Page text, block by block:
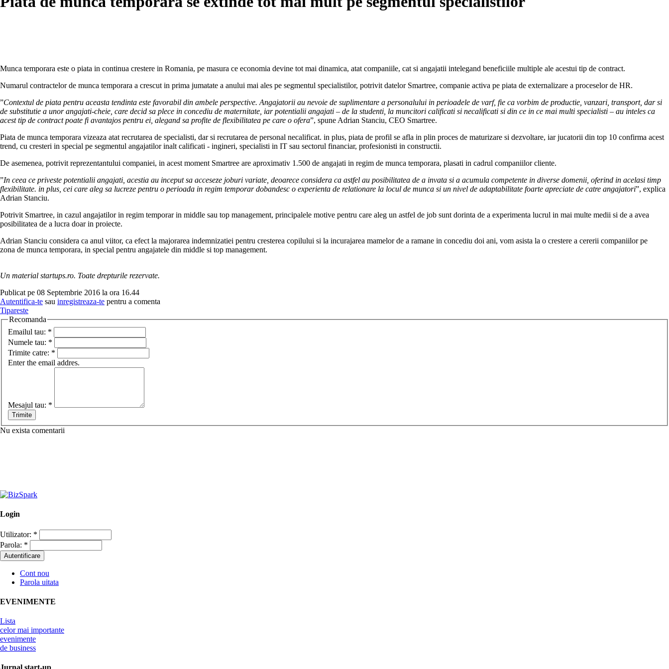
Munca temporara este o piata in continua crestere in Romania, pe masura ce economia devine tot mai dinamica, atat companiile, cat si angajatii intelegand beneficiile multiple ale acestui tip de contract.
Numarul contractelor de munca temporara a crescut in prima jumatate a anului mai ales pe segmentul specialistilor, potrivit datelor Smartree, companie activa pe piata de externalizare a proceselor de HR.
”Contextul de piata pentru aceasta tendinta este favorabil din ambele perspective. Angajatorii au nevoie de suplimentare a personalului in perioadele de varf, fie ca vorbim de productie, vanzari, transport, dar si
de substitutie a unor angajati-cheie, care decid sa plece in concediu de maternitate, iar potentialii angajati – de la studenti, la muncitori calificati si necalificati si din ce in ce mai multi specialisti – au inteles ca
acest tip de contract poate fi avantajos pentru ei, alegand sa profite de flexibilitatea pe care o ofera”, spune Adrian Stanciu, CEO Smartree.
Piata de munca temporara vizeaza atat recrutarea de specialisti, dar si recrutarea de personal necalificat. in plus, piata de profil se afla in plin proces de maturizare si dezvoltare, iar jucatorii din top 10 confirma acest
trend, cu cresteri in special pe segmentul angajatilor inalt calificati - ingineri, specialisti in IT sau sectorul financiar, profesionisti in constructii.
De asemenea, potrivit reprezentantului companiei, in acest moment Smartree are aproximativ 1.500 de angajati in regim de munca temporara, plasati in cadrul companiilor cliente.
”In ceea ce priveste potentialii angajati, acestia au inceput sa acceseze joburi variate, deoarece considera ca astfel au posibilitatea de a invata si a acumula competente in diverse domenii, oferind in acelasi timp
flexibilitate. in plus, cei care aleg sa lucreze pentru o perioada in regim temporar dobandesc o experienta de relationare la locul de munca si un nivel de adaptabilitate foarte apreciate de catre angajatori”, explica
Adrian Stanciu.
Potrivit Smartree, in cazul angajatilor in regim temporar in middle sau top management, principalele motive pentru care aleg un astfel de job sunt dorinta de a experimenta lucrul in mai multe medii si de a avea
posibilitatea de a lucra doar in proiecte.
Adrian Stanciu considera ca anul viitor, ca efect la majorarea indemnizatiei pentru cresterea copilului si la incurajarea mamelor de a ramane in concediu doi ani, vom asista la o crestere a cererii companiilor pe
zona de munca temporara, in special pentru angajatele din middle si top management.
Un material startups.ro. Toate drepturile rezervate.
Publicat pe 08 Septembrie 2016 la ora 16.44
Autentifica-te sau inregistreaza-te pentru a comenta
Tipareste
Recomanda
Emailul tau: *
Numele tau: *
Trimite catre: *
Enter the email addres.
Mesajul tau: *
Nu exista comentarii
Login
Utilizator: *
Parola: *
Cont nou
Parola uitata
EVENIMENTE
Lista
celor mai importante
evenimente
de business